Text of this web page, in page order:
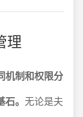
理
机制和权限分
。 无论是夫